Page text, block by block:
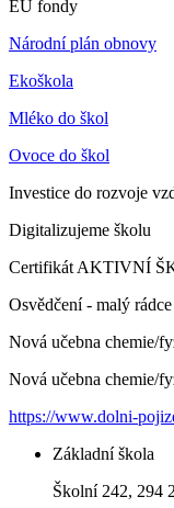
EU fondy
Národní plán obnovy
Ekoškola
Mléko do škol
Ovoce do škol
Investice do rozvoje
Digitalizujeme školu
Certifikát AKTIVNÍ
Osvědčení - malý
Nová učebna chemie/
Nová učebna chemie/
https://www.dolni-
Základní škola
Školní 242, 294